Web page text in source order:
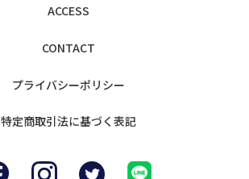
ACCESS
CONTACT
プライバシーポリシー
特定商取引法に基づく表記